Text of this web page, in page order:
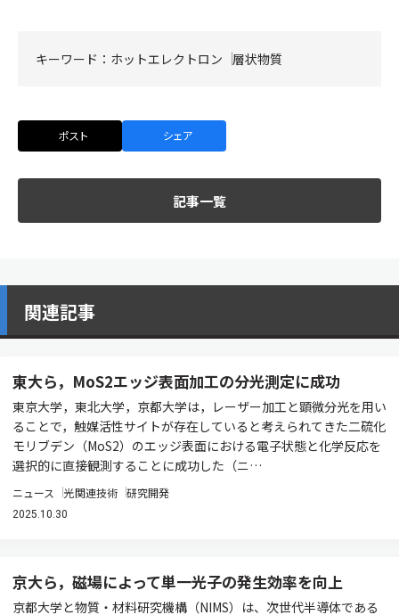
キーワード： ホットエレクトロン 層状物質
ポスト シェア
記事一覧
関連記事
東大ら，MoS2エッジ表面加工の分光測定に成功
東京大学，東北大学，京都大学は，レーザー加工と顕微分光を用い
ることで，触媒活性サイトが存在していると考えられてきた二硫化
モリブデン（MoS2）のエッジ表面における電子状態と化学反応を
選択的に直接観測することに成功した（ニ…
ニュース 光関連技術 研究開発
2025.10.30
京大ら，磁場によって単一光子の発生効率を向上
京都大学と物質・材料研究機構（NIMS）は、次世代半導体である